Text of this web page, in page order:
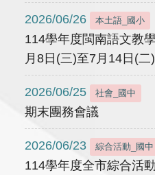
2026/06/26 本土語_國小
114學年度閩南語文教
月8日(三)至7月14日(
2026/06/25 社會_國中
期末團務會議
2026/06/23 綜合活動_國中
114學年度全市綜合活